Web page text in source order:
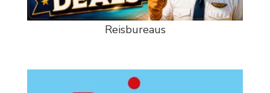
Reisbureaus